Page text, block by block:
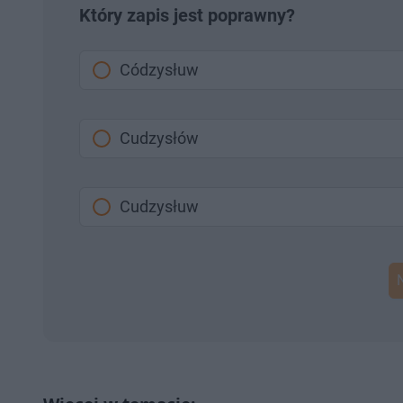
Który zapis jest poprawny?
Códzysłuw
Cudzysłów
Cudzysłuw